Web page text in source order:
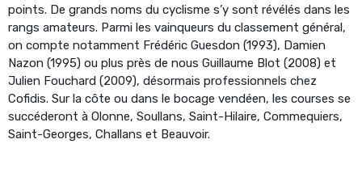
points. De grands noms du cyclisme s’y sont révélés dans les
rangs amateurs. Parmi les vainqueurs du classement général,
on compte notamment Frédéric Guesdon (1993), Damien
Nazon (1995) ou plus près de nous Guillaume Blot (2008) et
Julien Fouchard (2009), désormais professionnels chez
Cofidis. Sur la côte ou dans le bocage vendéen, les courses se
succéderont à Olonne, Soullans, Saint-Hilaire, Commequiers,
Saint-Georges, Challans et Beauvoir.